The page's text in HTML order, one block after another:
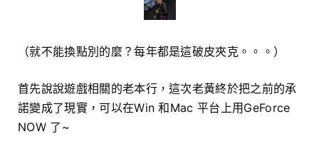
（就不能換點別的麼？每年都是這破皮夾克。。。）
首先說說遊戲相關的老本行，這次老黃終於把之前的承
諾變成了現實，可以在Win 和Mac 平台上用GeForce
NOW 了~